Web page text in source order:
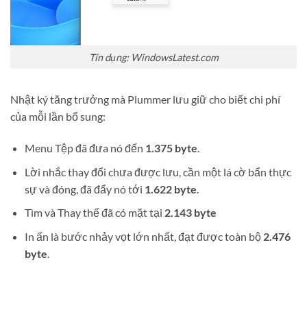
Tín dụng: WindowsLatest.com
Nhật ký tăng trưởng mà Plummer lưu giữ cho biết chi phí
của mỗi lần bổ sung:
Menu Tệp đã đưa nó đến 1.375 byte.
Lời nhắc thay đổi chưa được lưu, cần một lá cờ bẩn thực
sự và đóng, đã đẩy nó tới 1.622 byte
Tìm và Thay thế đã có mặt tại 2.143 byte
In ấn là bước nhảy vọt lớn nhất, đạt được toàn bộ 2.476
byte.